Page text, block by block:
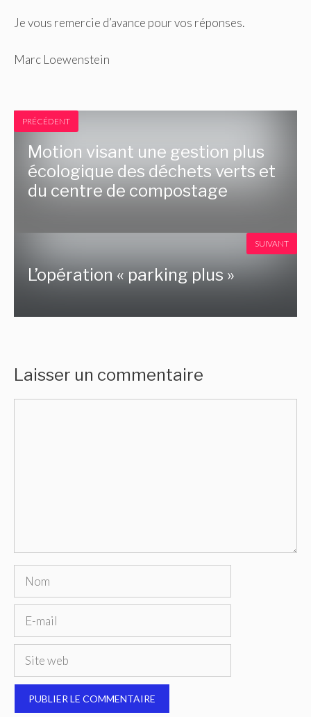
Je vous remercie d’avance pour vos réponses.
Marc Loewenstein
PRÉCÉDENT
Motion visant une gestion plus
écologique des déchets verts et
du centre de compostage
L’opération « parking plus »
SUIVANT
Laisser un commentaire
Nom
Site